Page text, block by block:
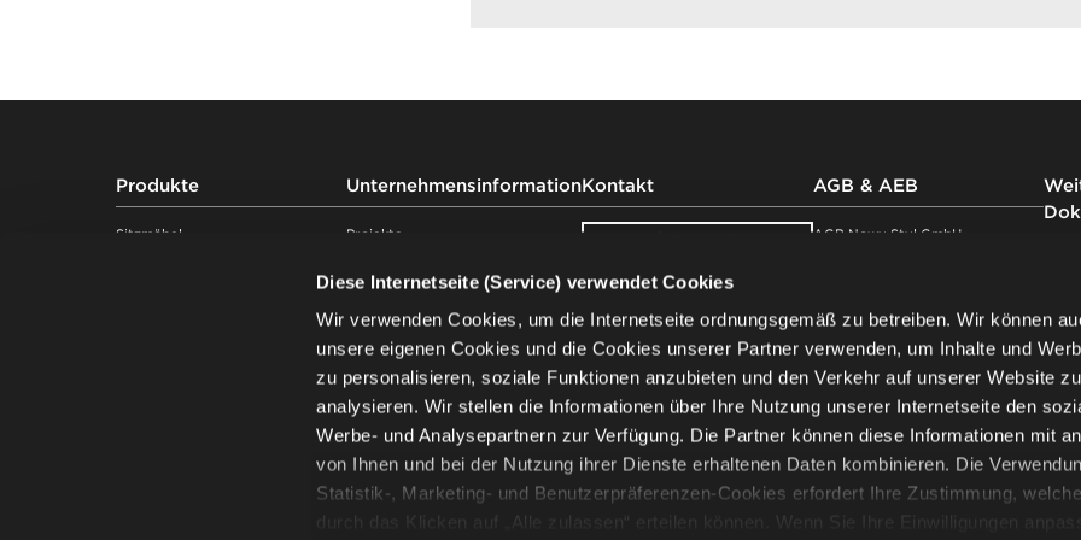
Diese Internetseite (Service) verwendet Cookies
Wir verwenden Cookies, um die Internetseite ordnungsgemäß zu betreiben. Wir können
unsere eigenen Cookies und die Cookies unserer Partner verwenden, um Inhalte und
zu personalisieren, soziale Funktionen anzubieten und den Verkehr auf unserer Website zu
analysieren. Wir stellen die Informationen über Ihre Nutzung unserer Internetseite den
Werbe- und Analysepartnern zur Verfügung. Die Partner können diese Informationen mit
von Ihnen und bei der Nutzung ihrer Dienste erhaltenen Daten kombinieren. Die
Statistik-, Marketing- und Benutzerpräferenzen-Cookies erfordert Ihre Zustimmung,
durch das Klicken auf „Alle zulassen“ erteilen können. Wenn Sie Ihre Einwilligungen
Produkte
Sitzmöbel
Unternehmensinformation
Projekte
Über uns
Nachhaltigkeit
Wissen
Showroom
Karriere
Standorte in Deutschland
Presse
Regeln für Gebrauch und Pflege
Kontakt
besuchen
Newsletter
Partnerweb
AGB & AEB
AGB Nowy Styl GmbH
AGB Nowy Styl Deutschland
GmbH
AEB Nowy Styl Deutschland
GmbH (EN)
AGB SITAG AG
AEB SITAG AG